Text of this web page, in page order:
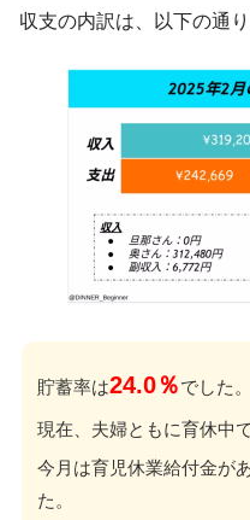
収支の内訳は、以下の通り
貯蓄率は24.0％でした。
現在、夫婦ともに育休中で
今月は育児休業給付金が
た。